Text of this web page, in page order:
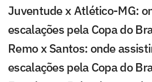
Juventude x Atlético-MG:
escalações pela Copa do
Remo x Santos: onde
escalações pela Copa do